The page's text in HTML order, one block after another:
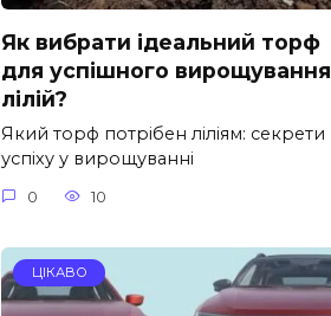
Як вибрати ідеальний торф
для успішного вирощування
лілій?
Який торф потрібен ліліям: секрети
успіху у вирощуванні
0 10
ЦІКАВО